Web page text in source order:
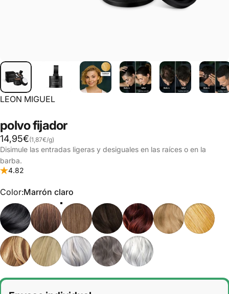
LEON MIGUEL
polvo fijador
14,95€
Precio base
(1,87€
por g)
Disimule las entradas ligeras y desiguales en las raíces o en la
barba.
4.82
Cantidad
Envase individual